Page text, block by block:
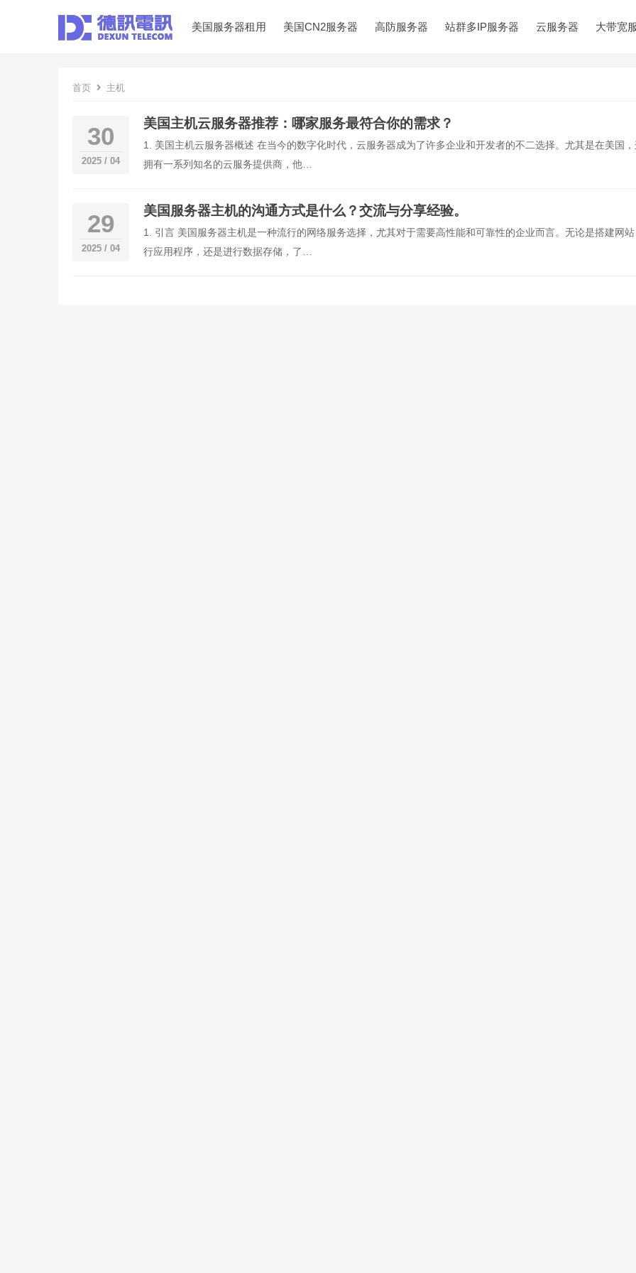
美国服务器租用 美国CN2服务器 高防服务器 站群多IP服务器 云服务器 大带宽
首页 主机
30
2025 / 04
美国主机云服务器推荐：哪家服务最符合你的需求？
1. 美国主机云服务器概述 在当今的数字化时代，云服务器成为了许多企业和开发者的不二选择。尤其是在美国
拥有一系列知名的云服务提供商，他…
29
2025 / 04
美国服务器主机的沟通方式是什么？交流与分享经验。
1. 引言 美国服务器主机是一种流行的网络服务选择，尤其对于需要高性能和可靠性的企业而言。无论是搭建网
行应用程序，还是进行数据存储，了…